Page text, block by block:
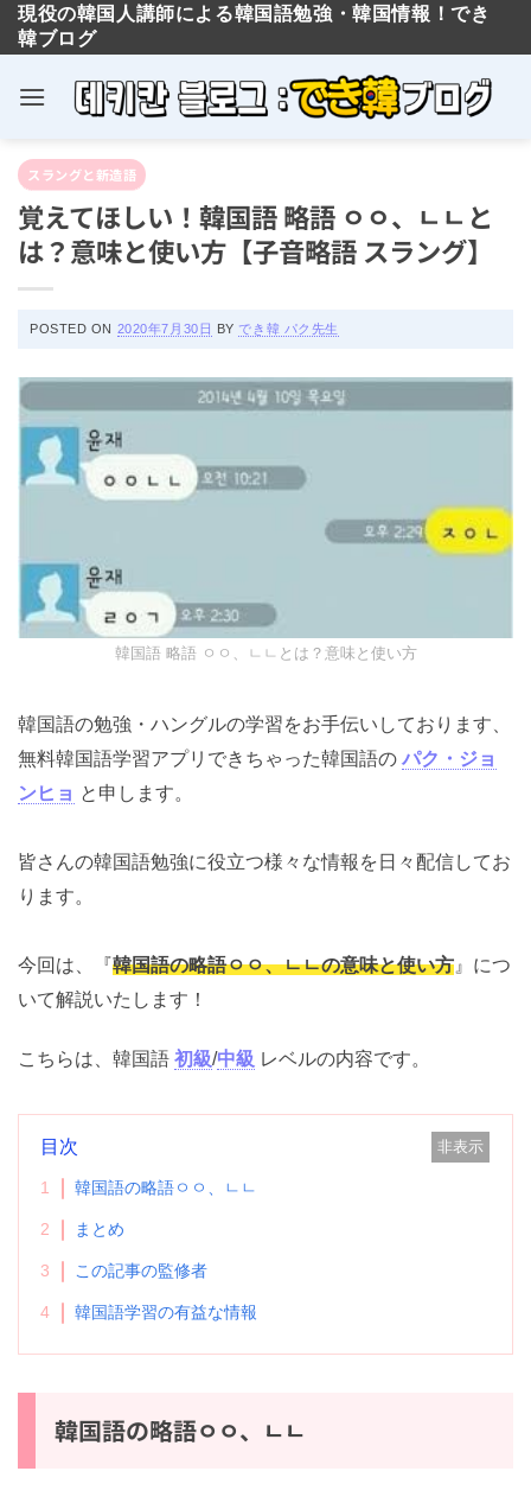
content
現役の韓国人講師による韓国語勉強・韓国情報！でき
韓ブログ
スラングと新造語
覚えてほしい！韓国語 略語 ㅇㅇ、ㄴㄴと
は？意味と使い方【子音略語 スラング】
POSTED ON 2020年7月30日 BY でき韓 パク先生
韓国語 略語 ㅇㅇ、ㄴㄴとは？意味と使い方
韓国語の勉強・ハングルの学習をお手伝いしております、
無料韓国語学習アプリできちゃった韓国語の パク・ジョ
ンヒョ と申します。
皆さんの韓国語勉強に役立つ様々な情報を日々配信してお
ります。
今回は、『韓国語の略語ㅇㅇ、ㄴㄴの意味と使い方 』につ
いて解説いたします！
こちらは、韓国語 初級/中級 レベルの内容です。
目次 非表示
1 韓国語の略語ㅇㅇ、ㄴㄴ
2 まとめ
3 この記事の監修者
4 韓国語学習の有益な情報
韓国語の略語ㅇㅇ、ㄴㄴ